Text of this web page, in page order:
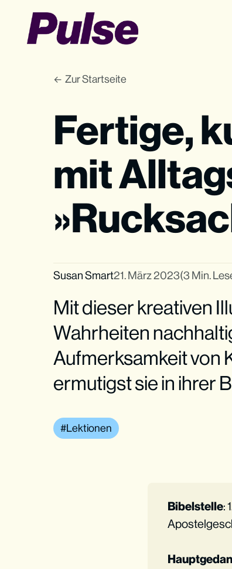
Zur Startseite
Fertige,
mit
Susan Smart21. März 2023(3 Min.
Mit dieser kreativen
Wahrheiten
Aufmerksamkeit von
ermutigst sie in ihrer
Lektionen
Bibelstelle: